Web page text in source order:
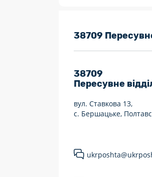
7 днів на
Працюють
Працюють у
38709
38709
Пересувне
вул. Ставкова 13,
с. Бершацьке,